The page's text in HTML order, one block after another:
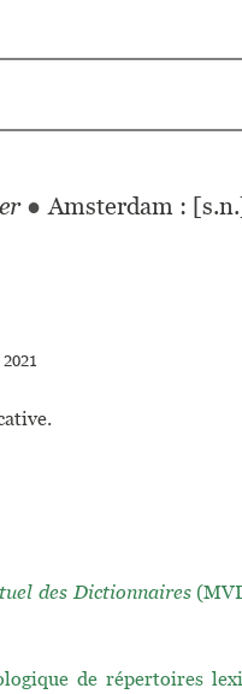
● Amsterdam :
des Dictionnaires
de répertoires